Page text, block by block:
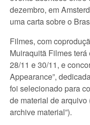
dezembro, em
uma carta sobre o
Filmes, com
Muiraquitã Filmes
28/11 e 30/11, e
Appearance”,
foi selecionado para
de material de arquivo
archive material”).